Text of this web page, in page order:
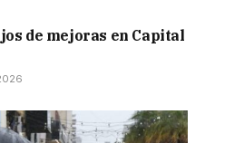
de mejoras en Capital